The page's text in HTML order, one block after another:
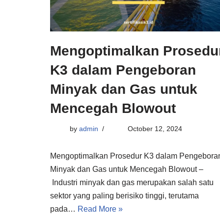
Mengoptimalkan
K3 dalam Pengeboran
Minyak dan Gas untuk
Mencegah Blowout
by admin October 12, 2024
Mengoptimalkan Prosedur K3 dalam
Minyak dan Gas untuk Mencegah Blowout –
Industri minyak dan gas merupakan salah satu
sektor yang paling berisiko tinggi, terutama
pada… Read More »